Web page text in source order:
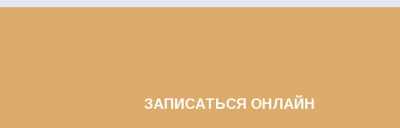
ЗАПИСАТЬСЯ ОНЛАЙН